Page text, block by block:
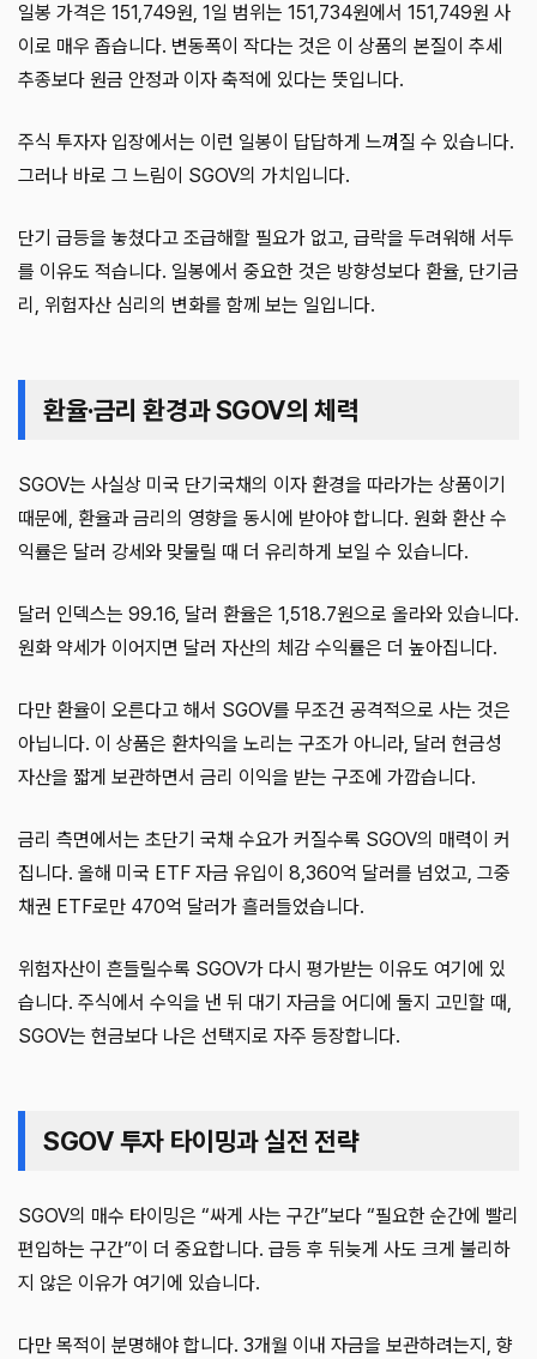
일봉 가격은 151,749원, 1일 범위는 151,734원에서 151,749원 사
이로 매우 좁습니다. 변동폭이 작다는 것은 이 상품의 본질이 추세
추종보다 원금 안정과 이자 축적에 있다는 뜻입니다.
주식 투자자 입장에서는 이런 일봉이 답답하게 느껴질 수 있습니다.
그러나 바로 그 느림이 SGOV의 가치입니다.
단기 급등을 놓쳤다고 조급해할 필요가 없고, 급락을 두려워해 서두
를 이유도 적습니다. 일봉에서 중요한 것은 방향성보다 환율, 단기금
리, 위험자산 심리의 변화를 함께 보는 일입니다.
환율·금리 환경과 SGOV의 체력
SGOV는 사실상 미국 단기국채의 이자 환경을 따라가는 상품이기
때문에, 환율과 금리의 영향을 동시에 받아야 합니다. 원화 환산 수
익률은 달러 강세와 맞물릴 때 더 유리하게 보일 수 있습니다.
달러 인덱스는 99.16, 달러 환율은 1,518.7원으로 올라와 있습니다.
원화 약세가 이어지면 달러 자산의 체감 수익률은 더 높아집니다.
다만 환율이 오른다고 해서 SGOV를 무조건 공격적으로 사는 것은
아닙니다. 이 상품은 환차익을 노리는 구조가 아니라, 달러 현금성
자산을 짧게 보관하면서 금리 이익을 받는 구조에 가깝습니다.
금리 측면에서는 초단기 국채 수요가 커질수록 SGOV의 매력이 커
집니다. 올해 미국 ETF 자금 유입이 8,360억 달러를 넘었고, 그중
채권 ETF로만 470억 달러가 흘러들었습니다.
위험자산이 흔들릴수록 SGOV가 다시 평가받는 이유도 여기에 있
습니다. 주식에서 수익을 낸 뒤 대기 자금을 어디에 둘지 고민할 때,
SGOV는 현금보다 나은 선택지로 자주 등장합니다.
SGOV 투자 타이밍과 실전 전략
SGOV의 매수 타이밍은 “싸게 사는 구간”보다 “필요한 순간에 빨리
편입하는 구간”이 더 중요합니다. 급등 후 뒤늦게 사도 크게 불리하
지 않은 이유가 여기에 있습니다.
다만 목적이 분명해야 합니다. 3개월 이내 자금을 보관하려는지, 향